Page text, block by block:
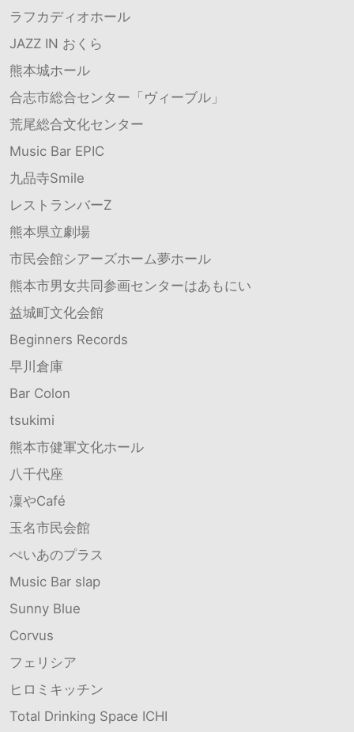
ラフカディオホール
JAZZ IN おくら
熊本城ホール
合志市総合センター「ヴィーブル」
荒尾総合文化センター
Music Bar EPIC
九品寺Smile
レストランバーZ
熊本県立劇場
市民会館シアーズホーム夢ホール
熊本市男女共同参画センターはあもにい
益城町文化会館
Beginners Records
早川倉庫
Bar Colon
tsukimi
熊本市健軍文化ホール
八千代座
凜やCafé
玉名市民会館
ぺいあのプラス
Music Bar slap
Sunny Blue
Corvus
フェリシア
ヒロミキッチン
Total Drinking Space ICHI